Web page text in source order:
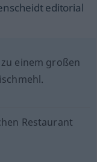
editorial
einem großen
Restaurant